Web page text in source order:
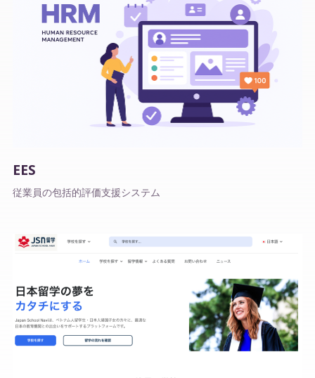
EES
従業員の包括的評価支援システム